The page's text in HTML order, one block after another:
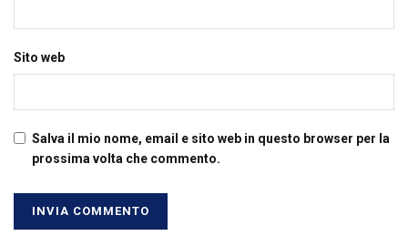
Sito web
Salva il mio nome, email e sito web in questo browser per la
prossima volta che commento.